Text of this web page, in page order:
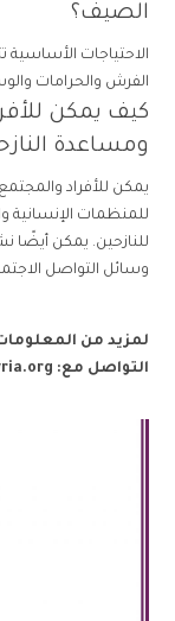
الصيف؟
الاحتياجات الأساسية
الفرش والحرامات
كيف يمكن
ومساعدة
يمكن للأفراد
للمنظمات الإنسانية
للنازحين. يمكن أيضًا
وسائل التواصل
لمزيد من
التواصل مع: